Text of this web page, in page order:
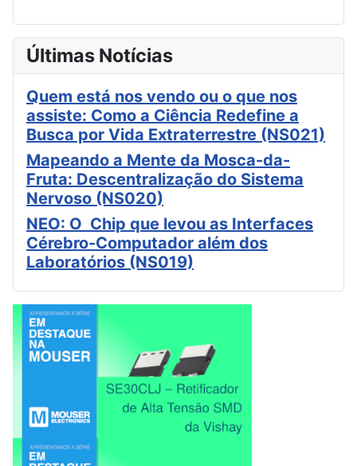
Últimas Notícias
Quem está nos vendo ou o que nos
assiste: Como a Ciência Redefine a
Busca por Vida Extraterrestre (NS021)
Mapeando a Mente da Mosca-da-
Fruta: Descentralização do Sistema
Nervoso (NS020)
NEO: O Chip que levou as Interfaces
Cérebro-Computador além dos
Laboratórios (NS019)